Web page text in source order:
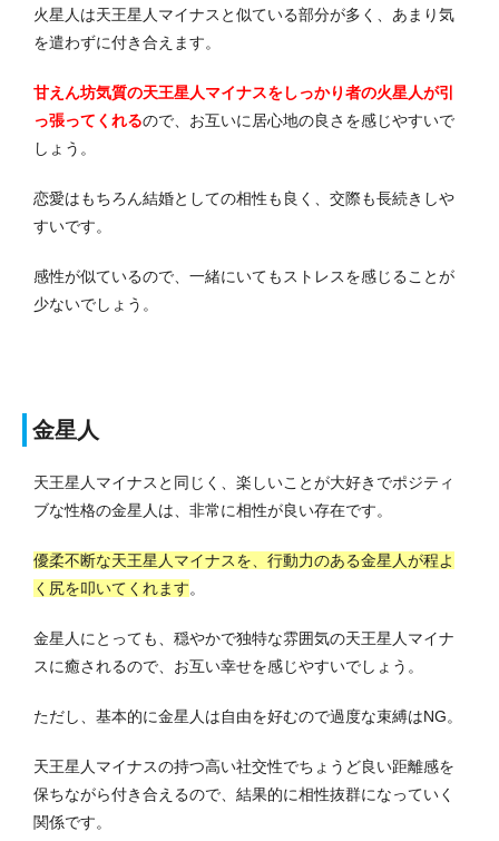
火星人は天王星人マイナスと似ている部分が多く、あまり気
を遣わずに付き合えます。
甘えん坊気質の天王星人マイナスをしっかり者の火星人が引
っ張ってくれるので、お互いに居心地の良さを感じやすいで
しょう。
恋愛はもちろん結婚としての相性も良く、交際も長続きしや
すいです。
感性が似ているので、一緒にいてもストレスを感じることが
少ないでしょう。
金星人
天王星人マイナスと同じく、楽しいことが大好きでポジティ
ブな性格の金星人は、非常に相性が良い存在です。
優柔不断な天王星人マイナスを、行動力のある金星人が程よ
く尻を叩いてくれます。
金星人にとっても、穏やかで独特な雰囲気の天王星人マイナ
スに癒されるので、お互い幸せを感じやすいでしょう。
ただし、基本的に金星人は自由を好むので過度な束縛はNG。
天王星人マイナスの持つ高い社交性でちょうど良い距離感を
保ちながら付き合えるので、結果的に相性抜群になっていく
関係です。